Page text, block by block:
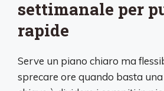
settimanale per
rapide
Serve un piano chiaro ma
sprecare ore quando basta